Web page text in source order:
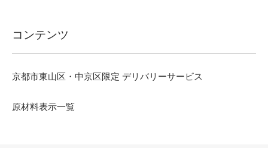
コンテンツ
京都市東山区・中京区限定 デリバリーサービス
原材料表示一覧